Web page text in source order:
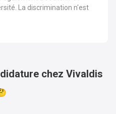
La discrimination n'est
chez Vivaldis